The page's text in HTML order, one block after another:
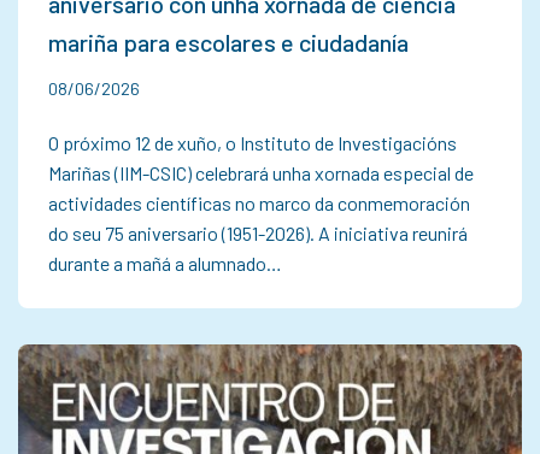
mariña para escolares e ciudadanía
08/06/2026
O próximo 12 de xuño, o Instituto de Investigacións
Mariñas (IIM-CSIC) celebrará unha xornada especial de
actividades científicas no marco da conmemoración
do seu 75 aniversario (1951-2026). A iniciativa reunirá
durante a mañá a alumnado…